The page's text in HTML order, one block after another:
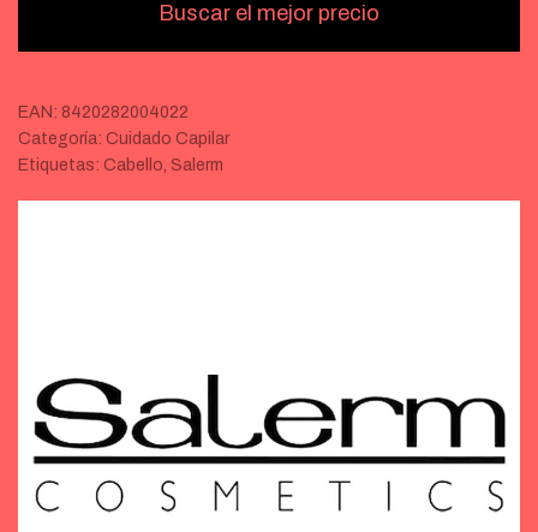
Buscar el mejor precio
EAN: 8420282004022
Categoría: Cuidado Capilar
Etiquetas: Cabello, Salerm